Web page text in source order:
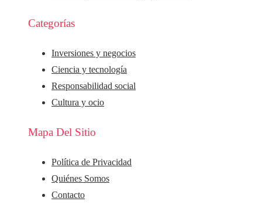
Categorías
Inversiones y negocios
Ciencia y tecnología
Responsabilidad social
Cultura y ocio
Mapa Del Sitio
Política de Privacidad
Quiénes Somos
Contacto